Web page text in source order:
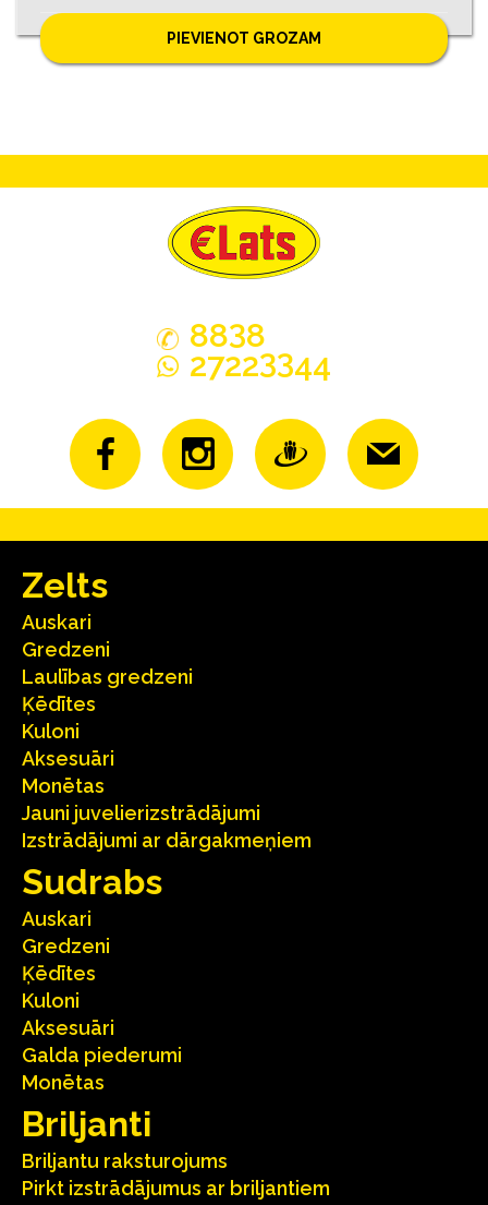
PIEVIENOT GROZAM
8838
27223344
Zelts
Auskari
Gredzeni
Laulības gredzeni
Ķēdītes
Kuloni
Aksesuāri
Monētas
Jauni juvelierizstrādājumi
Izstrādājumi ar dārgakmeņiem
Sudrabs
Auskari
Gredzeni
Ķēdītes
Kuloni
Aksesuāri
Galda piederumi
Monētas
Briljanti
Briljantu raksturojums
Pirkt izstrādājumus ar briljantiem